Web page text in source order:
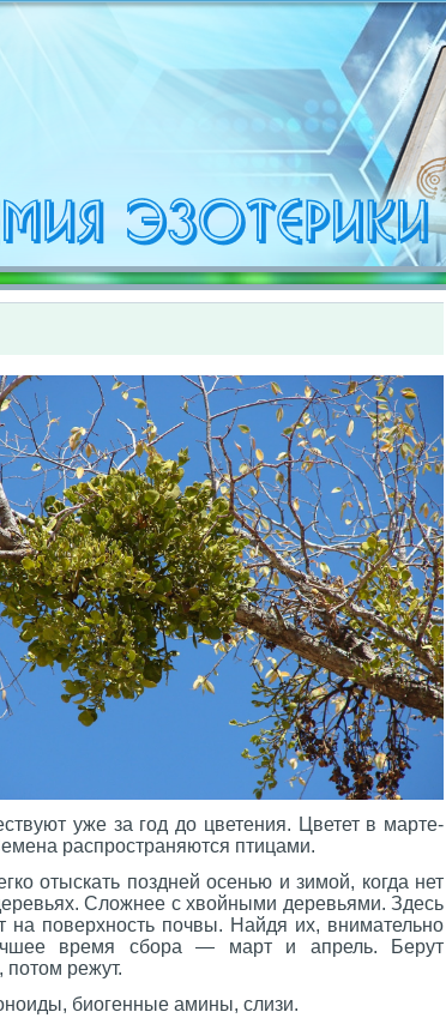
уже за год до цветения. Цветет в марте-
распространяются птицами.
отыскать поздней осенью и зимой, когда нет
Сложнее с хвойными деревьями. Здесь
на поверхность почвы. Найдя их, внимательно
время сбора — март и апрель. Берут
режут.
биогенные амины, слизи.